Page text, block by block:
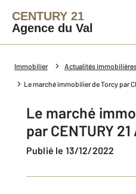
CENTURY 21
Agence du Val
Immobilier Actualités immobilières
Le marché immobilier de Torcy par
Le marché
par CENTURY
Publié le 13/12/2022